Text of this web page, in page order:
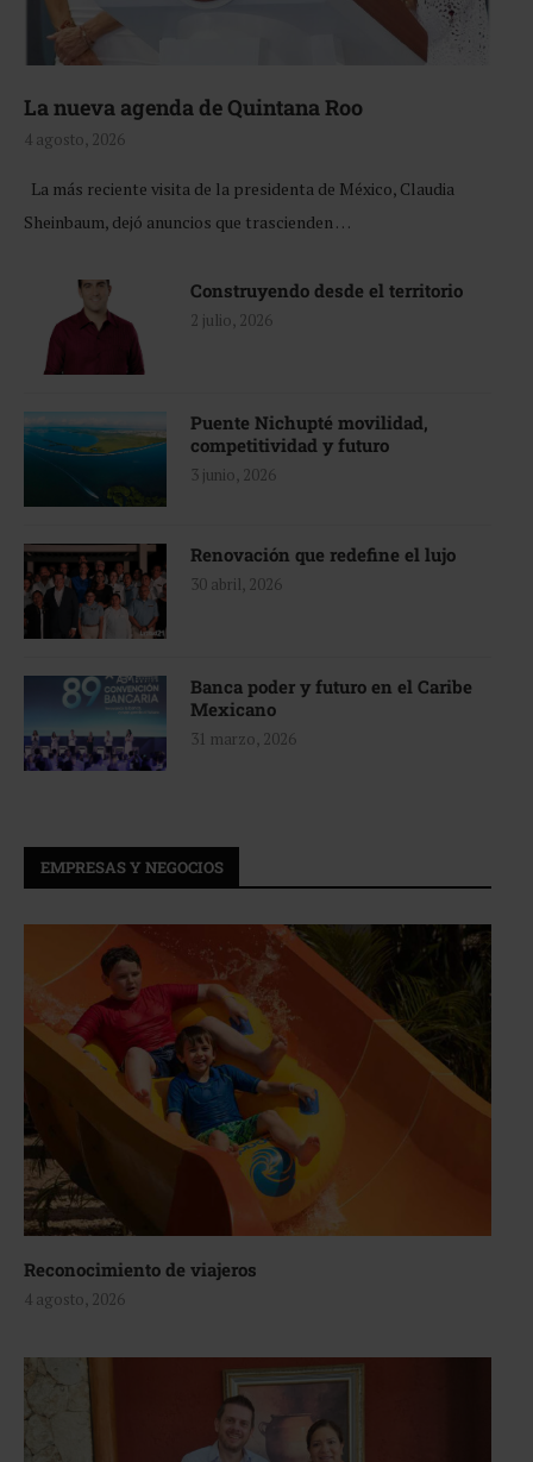
La nueva agenda de Quintana Roo
4 agosto, 2026
La más reciente visita de la presidenta de México, Claudia
Sheinbaum, dejó anuncios que trascienden …
Construyendo desde el territorio
2 julio, 2026
Puente Nichupté movilidad,
competitividad y futuro
3 junio, 2026
Renovación que redefine el lujo
30 abril, 2026
Banca poder y futuro en el Caribe
Mexicano
31 marzo, 2026
EMPRESAS Y NEGOCIOS
Reconocimiento de viajeros
4 agosto, 2026